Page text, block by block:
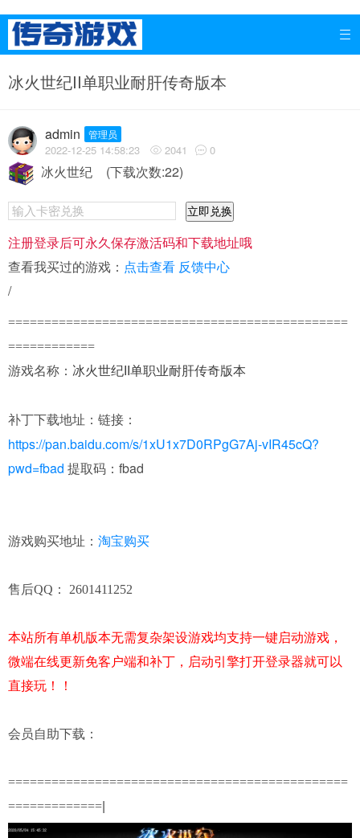

冰火世纪II单职业耐肝传奇版本
admin 管理员
2022-12-25 14:58:23  2041  0
冰火世纪 (下载次数:22)
立即兑换
注册登录后可永久保存激活码和下载地址哦
查看我买过的游戏： 点击查看 反馈中心
/
===============================================
============
游戏名称： 冰火世纪II单职业耐肝传奇版本
补丁下载地址： 链接：
https://pan.baidu.com/s/1xU1x7D0RPgG7Aj-vIR45cQ?
pwd=fbad 提取码：fbad
游戏购买地址： 淘宝购买
售后QQ： 2601411252
本站所有单机版本无需复杂架设游戏均支持一键启动游戏，
微端在线更新免客户端和补丁，启动引擎打开登录器就可以
直接玩！！
会员自助下载：
===============================================
=============